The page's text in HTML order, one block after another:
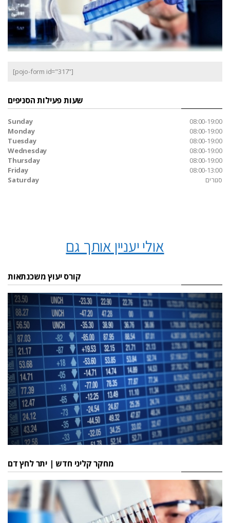
[pojo-form id="317"]
שעות פעילות הסניפים
Sunday
08:00-19:00
Monday
08:00-19:00
Tuesday
08:00-19:00
Wednesday
08:00-19:00
Thursday
08:00-19:00
Friday
08:00-13:00
Saturday
סגורים
אולי יעניין אותך גם
קורס יעוץ משכנתאות
מחקר קליני חדש | יתר לחץ דם